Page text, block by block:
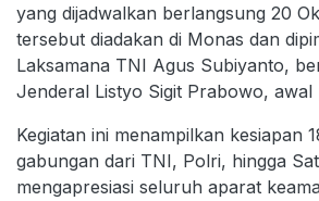
yang dijadwalkan berlangsung 20
tersebut diadakan di Monas dan
Laksamana TNI Agus Subiyanto,
Jenderal Listyo Sigit Prabowo, awal
Kegiatan ini menampilkan kesiapan
gabungan dari TNI, Polri, hingga
mengapresiasi seluruh aparat